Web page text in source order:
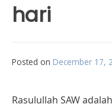
hari
Posted on December 17,
Rasulullah SAW